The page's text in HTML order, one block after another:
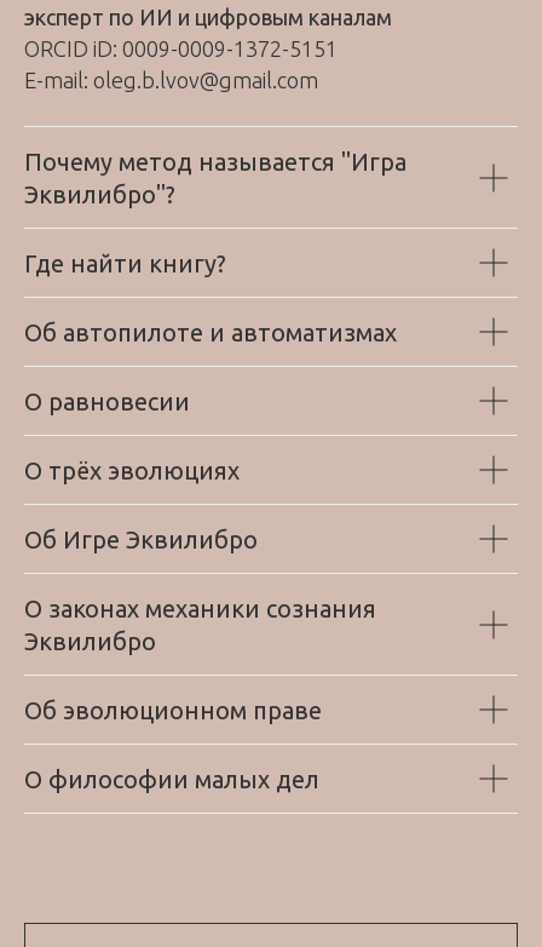
эксперт по ИИ и цифровым каналам
ORCID iD: 0009-0009-1372-5151
E-mail: oleg.b.lvov@gmail.com
Почему метод называется "Игра
Эквилибро"?
Где найти книгу?
Об автопилоте и автоматизмах
О равновесии
О трёх эволюциях
Об Игре Эквилибро
О законах механики сознания
Эквилибро
Об эволюционном праве
О философии малых дел